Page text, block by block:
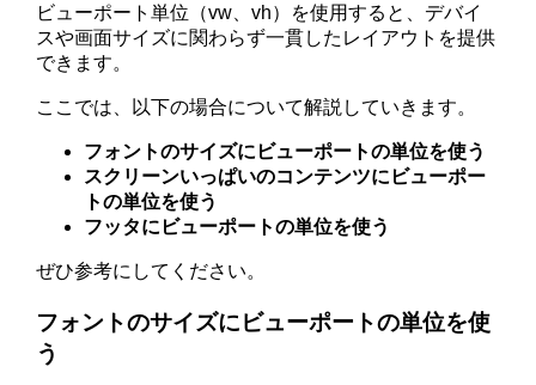
ビューポート単位（vw、vh）を使用すると、デバイ
スや画面サイズに関わらず一貫したレイアウトを提供
できます。
ここでは、以下の場合について解説していきます。
フォントのサイズにビューポートの単位を使う
スクリーンいっぱいのコンテンツにビューポー
トの単位を使う
フッタにビューポートの単位を使う
ぜひ参考にしてください。
フォントのサイズにビューポートの単位を使
う